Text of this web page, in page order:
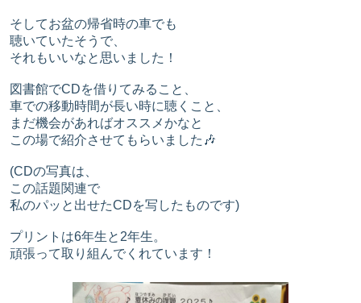
そしてお盆の帰省時の車でも
聴いていたそうで、
それもいいなと思いました！
図書館でCDを借りてみること、
車での移動時間が長い時に聴くこと、
まだ機会があればオススメかなと
この場で紹介させてもらいました🎶
(CDの写真は、
この話題関連で
私のパッと出せたCDを写したものです)
プリントは6年生と2年生。
頑張って取り組んでくれています！